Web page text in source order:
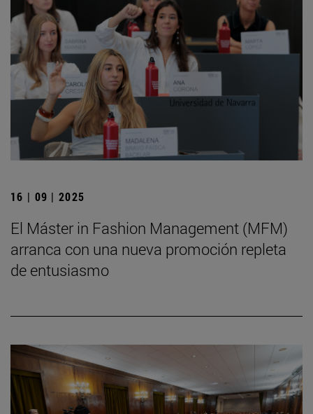
16 | 09 | 2025
El Máster in Fashion Management (MFM)
arranca con una nueva promoción repleta
de entusiasmo